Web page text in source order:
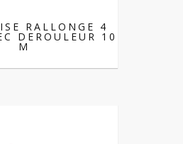
RALLONGE 4
DEROULEUR 10
M